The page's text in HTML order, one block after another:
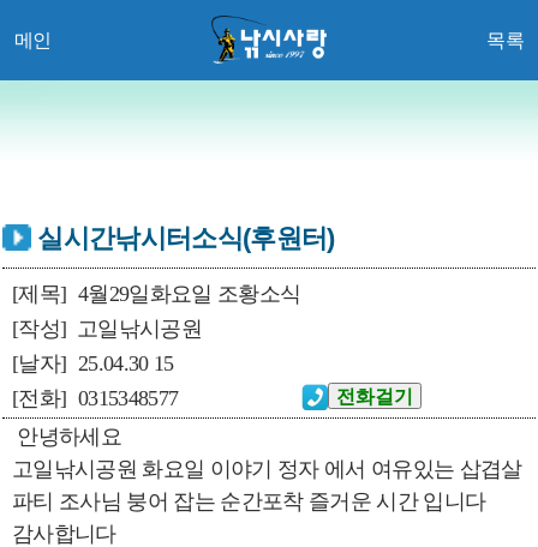
메인 목록
실시간낚시터소식(후원터)
[제목] 4월29일화요일 조황소식
[작성] 고일낚시공원
[날자] 25.04.30 15
[전화] 0315348577
안녕하세요
고일낚시공원 화요일 이야기 정자 에서 여유있는 삽겹살
파티 조사님 붕어 잡는 순간포착 즐거운 시간 입니다
감사합니다